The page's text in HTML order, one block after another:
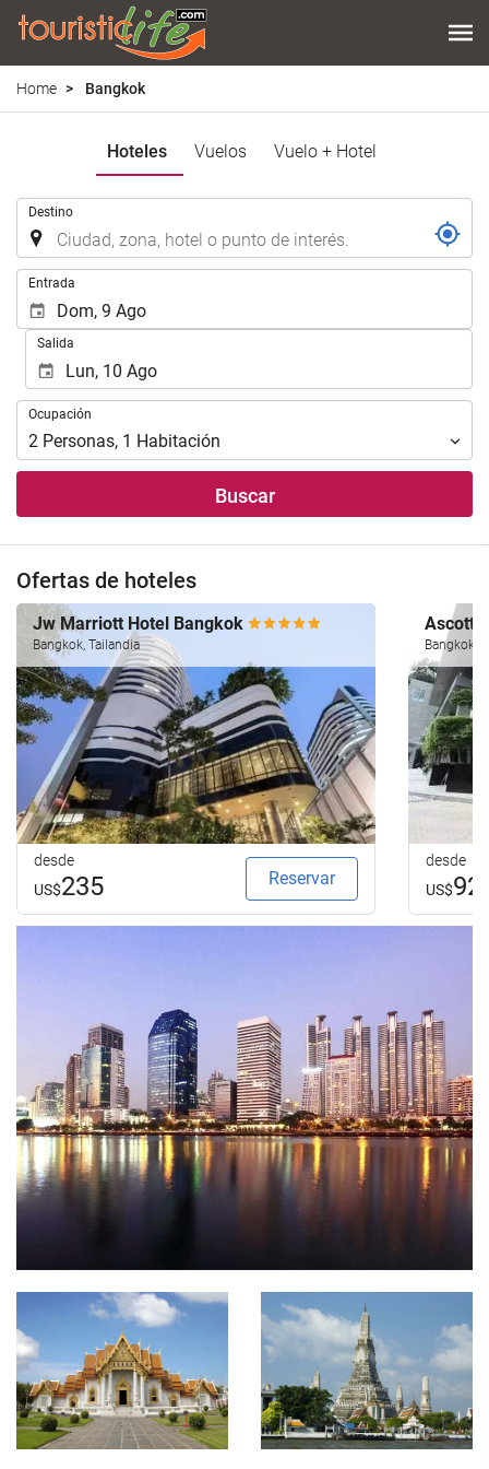
Home Bangkok
Hoteles Vuelos Vuelo + Hotel
Destino
Entrada
Salida
Ocupación
Ocupación
2 Personas, 1 Habitación
Buscar
Ofertas de hoteles
Jw Marriott Hotel Bangkok
Bangkok, Tailandia
desde
US$235 Reservar
Ascott
Bangkok,
desde
US$92